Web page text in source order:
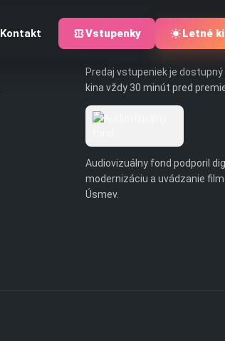
Kontakt Vstupenky Letné
Pre návštevníkov
Predaj vstupeniek je dostupný
kina vždy 30 minút pred
Audiovizuálny fond podporil
modernizáciu a uvádzanie
Úsmev.